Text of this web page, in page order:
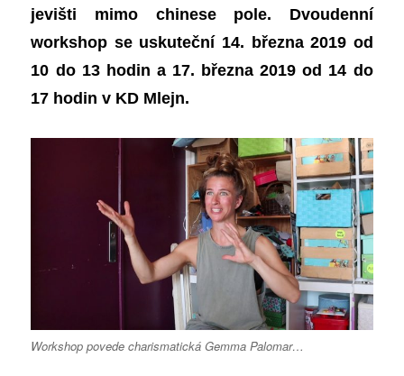
jevišti mimo chinese pole. Dvoudenní
workshop se uskuteční 14. března 2019 od
10 do 13 hodin a 17. března 2019 od 14 do
17 hodin v KD Mlejn.
Workshop povede charismatická Gemma Palomar…